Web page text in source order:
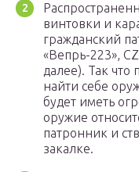
винтовки и
гражданский
«Вепрь-223»,
далее). Так что
найти себе
будет иметь
оружие
патронник и
закалке.